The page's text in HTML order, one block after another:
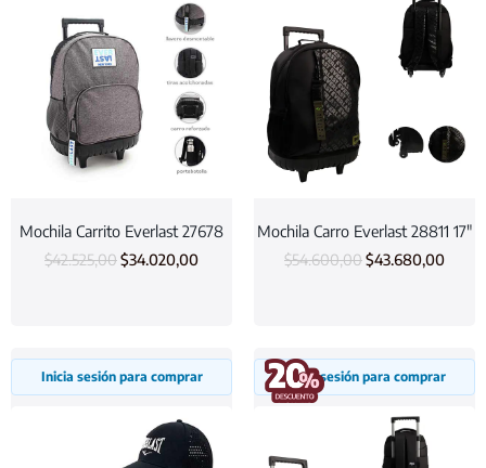
Mochila Carrito Everlast 27678
$42.525,00$34.020,00
Mochila Carro Everlast 28811 17″
$54.600,00$43.680,00
Inicia sesión para comprar Inicia sesión para comprar